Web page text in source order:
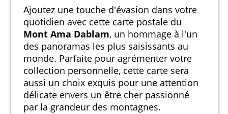
Ajoutez une touche d'évasion dans votre
quotidien avec cette carte postale du
Mont Ama Dablam, un hommage à l'un
des panoramas les plus saisissants au
monde. Parfaite pour agrémenter votre
collection personnelle, cette carte sera
aussi un choix exquis pour une attention
délicate envers un être cher passionné
par la grandeur des montagnes.